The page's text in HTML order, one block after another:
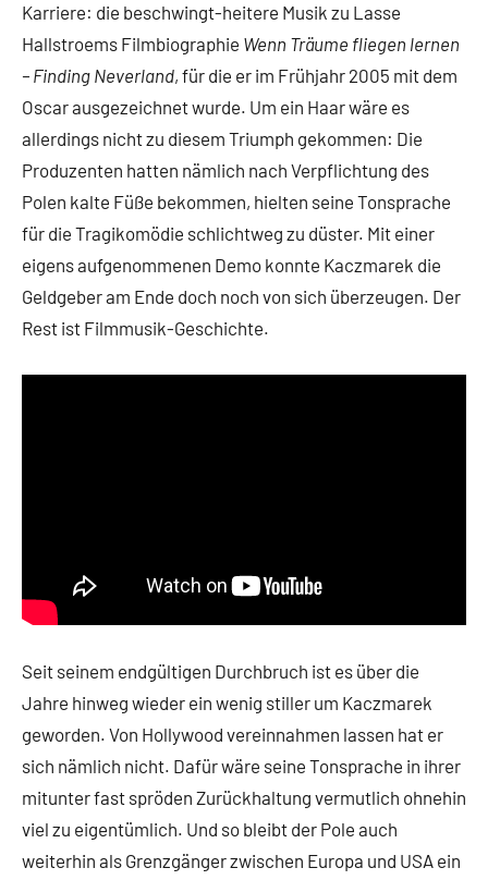
Karriere: die beschwingt-heitere Musik zu Lasse
Hallstroems Filmbiographie Wenn Träume fliegen lernen
– Finding Neverland, für die er im Frühjahr 2005 mit dem
Oscar ausgezeichnet wurde. Um ein Haar wäre es
allerdings nicht zu diesem Triumph gekommen: Die
Produzenten hatten nämlich nach Verpflichtung des
Polen kalte Füße bekommen, hielten seine Tonsprache
für die Tragikomödie schlichtweg zu düster. Mit einer
eigens aufgenommenen Demo konnte Kaczmarek die
Geldgeber am Ende doch noch von sich überzeugen. Der
Rest ist Filmmusik-Geschichte.
Seit seinem endgültigen Durchbruch ist es über die
Jahre hinweg wieder ein wenig stiller um Kaczmarek
geworden. Von Hollywood vereinnahmen lassen hat er
sich nämlich nicht. Dafür wäre seine Tonsprache in ihrer
mitunter fast spröden Zurückhaltung vermutlich ohnehin
viel zu eigentümlich. Und so bleibt der Pole auch
weiterhin als Grenzgänger zwischen Europa und USA ein